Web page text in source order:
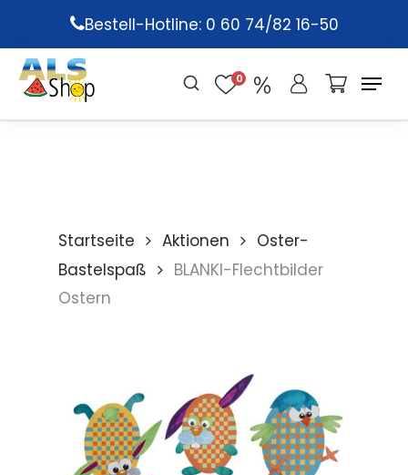
main
content
Bestell-Hotline: 0 60 74/82 16-50
0
Startseite Aktionen
Oster-
Bastelspaß
BLANKI-Flechtbilder
Ostern